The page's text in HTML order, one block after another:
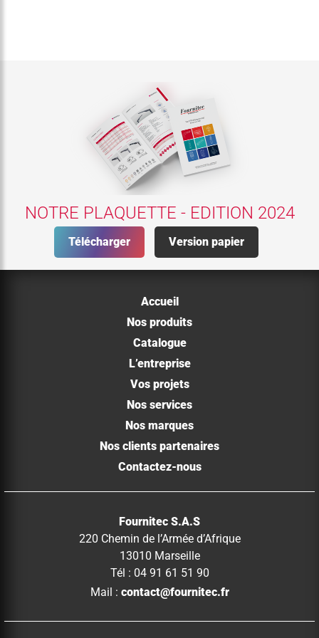
NOTRE PLAQUETTE - EDITION 2024
Télécharger Version papier
Accueil
Nos produits
Catalogue
L’entreprise
Vos projets
Nos services
Nos marques
Nos clients partenaires
Contactez-nous
Fournitec S.A.S
220 Chemin de l’Armée d’Afrique
13010 Marseille
Tél : 04 91 61 51 90
Mail : contact@fournitec.fr